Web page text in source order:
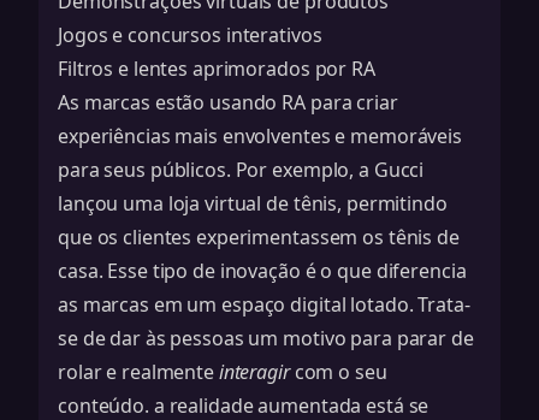
Jogos e concursos interativos
Filtros e lentes aprimorados por RA
As marcas estão usando RA para criar
experiências mais envolventes e memoráveis
para seus públicos. Por exemplo, a Gucci
lançou uma loja virtual de tênis, permitindo
que os clientes experimentassem os tênis de
casa. Esse tipo de inovação é o que diferencia
as marcas em um espaço digital lotado. Trata-
se de dar às pessoas um motivo para parar de
rolar e realmenteinteragircom o seu
conteúdo. a realidade aumentada está se